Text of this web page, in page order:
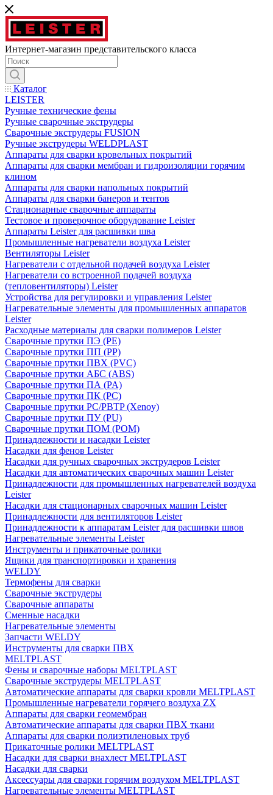
Интернет-магазин представительского класса
Каталог
LEISTER
Ручные технические фены
Ручные сварочные экструдеры
Сварочные экструдеры FUSION
Ручные экструдеры WELDPLAST
Аппараты для сварки кровельных покрытий
Аппараты для сварки мембран и гидроизоляции горячим
клином
Аппараты для сварки напольных покрытий
Аппараты для сварки банеров и тентов
Стационарные сварочные аппараты
Тестовое и проверочное оборудование Leister
Аппараты Leister для расшивки шва
Промышленные нагреватели воздуха Leister
Вентиляторы Leister
Нагреватели с отдельной подачей воздуха Leister
Нагреватели со встроенной подачей воздуха
(тепловентиляторы) Leister
Устройства для регулировки и управления Leister
Нагревательные элементы для промышленных аппаратов
Leister
Расходные материалы для сварки полимеров Leister
Сварочные прутки ПЭ (PE)
Сварочные прутки ПП (PP)
Сварочные прутки ПВХ (PVC)
Сварочные прутки АБС (ABS)
Сварочные прутки ПА (PA)
Сварочные прутки ПК (PC)
Сварочные прутки PC/PBTP (Xenoy)
Сварочные прутки ПУ (PU)
Сварочные прутки ПОМ (POM)
Принадлежности и насадки Leister
Насадки для фенов Leister
Насадки для ручных сварочных экструдеров Leister
Насадки для автоматических сварочных машин Leister
Принадлежности для промышленных нагревателей воздуха
Leister
Насадки для стационарных сварочных машин Leister
Принадлежности для вентиляторов Leister
Принадлежности к аппаратам Leister для расшивки швов
Нагревательные элементы Leister
Инструменты и прикаточные ролики
Ящики для транспортировки и хранения
WELDY
Термофены для сварки
Сварочные экструдеры
Сварочные аппараты
Сменные насадки
Нагревательные элементы
Запчасти WELDY
Инструменты для сварки ПВХ
MELTPLAST
Фены и сварочные наборы MELTPLAST
Сварочные экструдеры MELTPLAST
Автоматические аппараты для сварки кровли MELTPLAST
Промышленные нагреватели горячего воздуха ZX
Аппараты для сварки геомембран
Автоматические аппараты для сварки ПВХ ткани
Аппараты для сварки полиэтиленовых труб
Прикаточные ролики MELTPLAST
Насадки для сварки внахлест MELTPLAST
Насадки для сварки
Аксессуары для сварки горячим воздухом MELTPLAST
Нагревательные элементы MELTPLAST